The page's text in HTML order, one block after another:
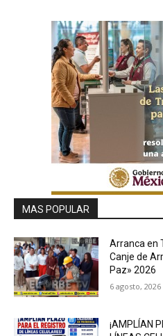
MAS POPULAR
Arranca en
Canje de
Paz» 2026
6 agosto, 2026
¡AMPLÍAN